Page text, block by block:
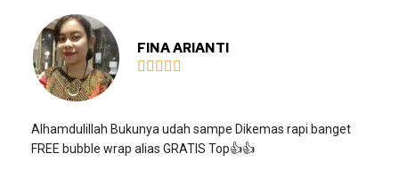
FINA ARIANTI
    
Alhamdulillah Bukunya udah sampe Dikemas rapi banget
FREE bubble wrap alias GRATIS Top👍👍